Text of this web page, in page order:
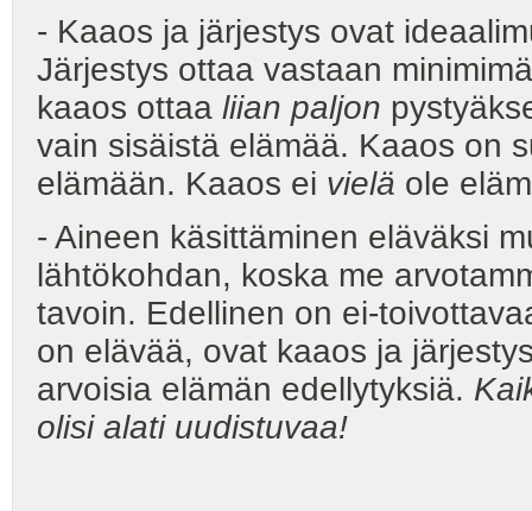
- Kaaos ja järjestys ovat
Järjestys ottaa vastaan
kaaos ottaa liian paljon
vain sisäistä elämää. Kaaos on
elämään. Kaaos ei vielä ole
- Aineen käsittäminen eläväksi
lähtökohdan, koska me
tavoin. Edellinen on ei-
on elävää, ovat kaaos ja
arvoisia elämän edellytyksiä.
olisi alati uudistuvaa!